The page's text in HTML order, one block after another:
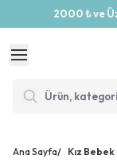
2000 ₺ ve
Ana Sayfa/ Kız